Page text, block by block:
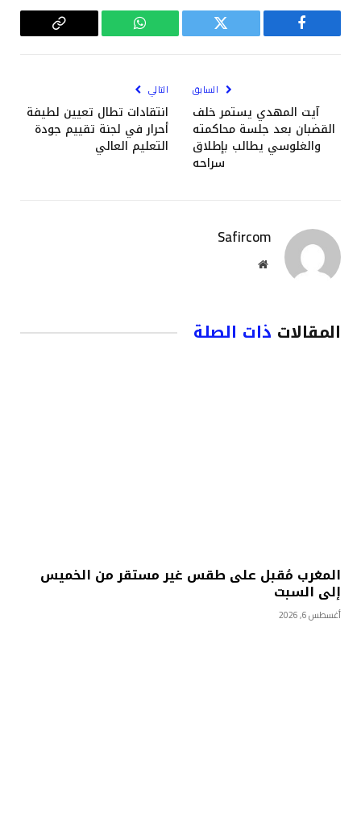
فيسبوك تويتر واتساب
Copy
السابق
آيت المهدي يستمر خلف
القضبان بعد جلسة محاكمته
والغلوسي يطالب بإطلاق
سراحه
التالي
انتقادات تطال تعيين لطيفة
أحرار في لجنة تقييم جودة
التعليم العالي
Safircom
موقع
المقالات ذات الصلة
المغرب مُقبل على طقس غير مستقر من الخميس
إلى السبت
أغسطس 6, 2026